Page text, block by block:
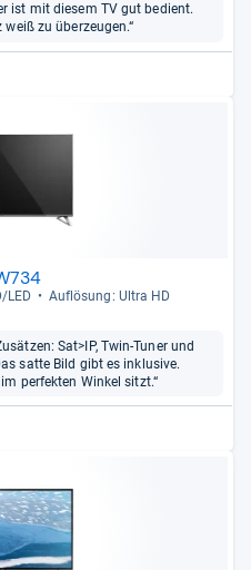
ist mit diesem TV gut bedient.
zu überzeugen.“
LED Auf­lö­sung: Ultra HD
Sat>IP, Twin-Tuner und
satte Bild gibt es inklusive.
perfekten Winkel sitzt.“